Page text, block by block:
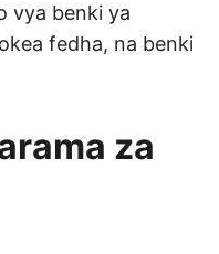
vya benki ya
fedha, na benki
za